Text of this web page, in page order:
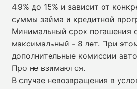
4.9% до 15% и зависит от
суммы займа и кредитной
Минимальный срок погашения
максимальный - 8 лет. При
дополнительные комиссии
Про не взимаются.
В случае невозвращения в